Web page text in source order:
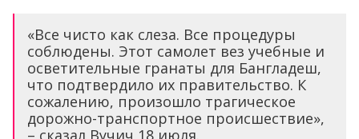
«Все чисто как слеза. Все процедуры
соблюдены. Этот самолет вез учебные и
осветительные гранаты для Бангладеш,
что подтвердило их правительство. К
сожалению, произошло трагическое
дорожно-транспортное происшествие»,